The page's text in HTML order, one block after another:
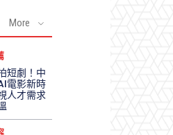
More
短劇！中
電影新時
人才需求